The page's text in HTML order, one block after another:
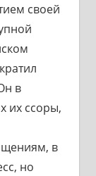
своей
в
их ссоры,
в
но